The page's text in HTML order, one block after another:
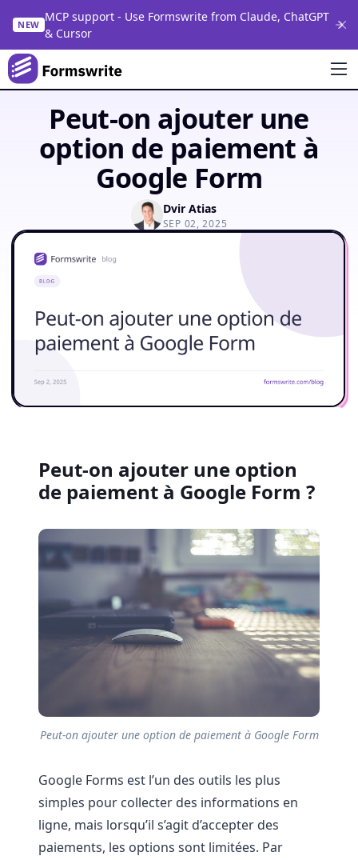
NEW
MCP support - Use Formswrite from Claude, ChatGPT
& Cursor
Peut-on ajouter une
option de paiement à
Google Form
Dvir Atias
SEP 02, 2025
Peut-on ajouter une option
de paiement à Google Form ?
Peut-on ajouter une option de paiement à Google Form
Google Forms est l’un des outils les plus
simples pour collecter des informations en
ligne, mais lorsqu’il s’agit d’accepter des
paiements, les options sont limitées. Par